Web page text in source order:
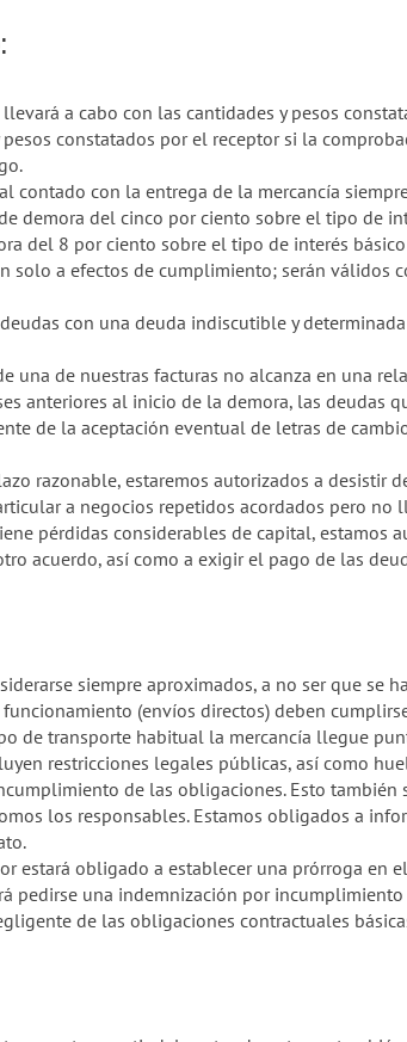
a cabo con las cantidades y pesos
constatados por el receptor si la
contado con la entrega de la mercancía
demora del cinco por ciento sobre el tipo de
del 8 por ciento sobre el tipo de interés
solo a efectos de cumplimiento; serán válidos
con una deuda indiscutible y
una de nuestras facturas no alcanza en una
anteriores al inicio de la demora, las
de la aceptación eventual de letras de
razonable, estaremos autorizados a desistir
a negocios repetidos acordados pero no
pérdidas considerables de capital, estamos
acuerdo, así como a exigir el pago de las
siempre aproximados, a no ser que se
(envíos directos) deben
de transporte habitual la mercancía llegue
restricciones legales públicas, así como
de las obligaciones. Esto
los responsables. Estamos obligados a
estará obligado a establecer una prórroga en
pedirse una indemnización por
de las obligaciones contractuales